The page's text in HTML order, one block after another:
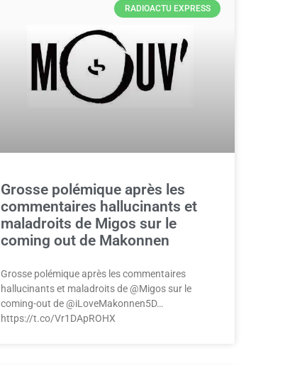
RADIOACTU EXPRESS
Grosse polémique après les
commentaires hallucinants et
maladroits de Migos sur le
coming out de Makonnen
Grosse polémique après les commentaires
hallucinants et maladroits de @Migos sur le
coming-out de @iLoveMakonnen5D…
https://t.co/Vr1DApROHX